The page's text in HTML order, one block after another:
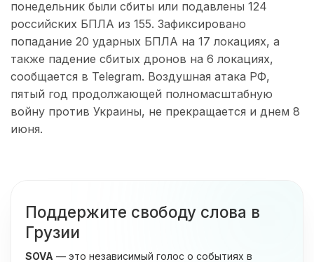
понедельник были сбиты или подавлены 124
российских БПЛА из 155. Зафиксировано
попадание 20 ударных БПЛА на 17 локациях, а
также падение сбитых дронов на 6 локациях,
сообщается в Telegram. Воздушная атака РФ,
пятый год продолжающей полномасштабную
войну против Украины, не прекращается и днем 8
июня.
Поддержите свободу слова в
Грузии
SOVA — это независимый голос о событиях в